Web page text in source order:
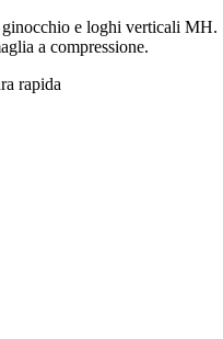
e loghi verticali MH.
a compressione.
rapida